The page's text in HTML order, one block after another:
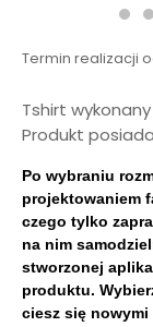
Termin realizacji
Tshirt
Produkt
Po wybraniu
projektowaniem
czego tylko
na nim
stworzonej
produktu.
ciesz się